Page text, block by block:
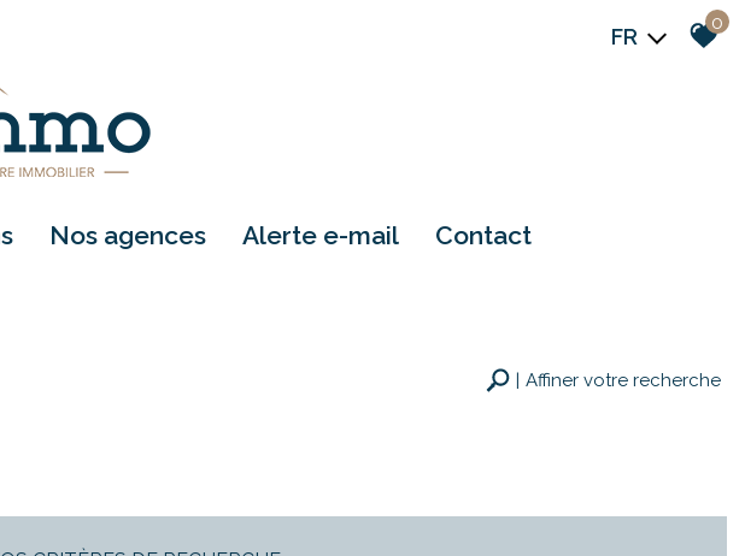
FR
0
nos agences alerte e-mail contact
Affiner votre recherche